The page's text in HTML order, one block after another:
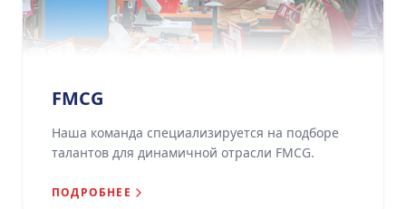
FMCG
Наша команда специализируется на подборе
талантов для динамичной отрасли FMCG.
ПОДРОБНЕЕ